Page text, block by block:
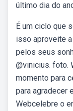
último dia do
É um ciclo que
isso aproveite
pelos seus
@vinicius. foto.
momento para
para agradecer
Webcelebre o